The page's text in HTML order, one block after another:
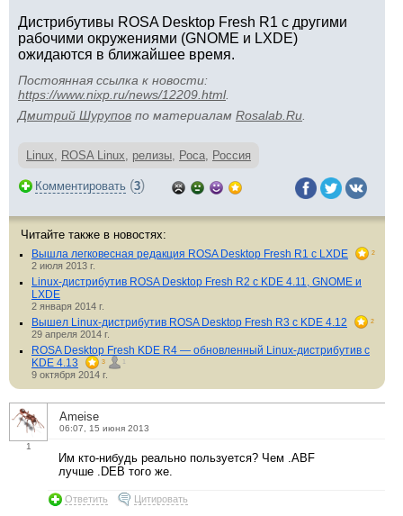
Дистрибутивы ROSA Desktop Fresh R1 с другими
рабочими окружениями (GNOME и LXDE)
ожидаются в ближайшее время.
Постоянная ссылка к новости:
https://www.nixp.ru/news/12209.html.
Дмитрий Шурупов по материалам Rosalab.Ru
Linux, ROSA Linux, релизы, Роса, Россия
Комментировать (3)
Читайте также в новостях:
Вышла легковесная редакция ROSA Desktop Fresh R1 с LXDE 2
2 июля 2013 г.
Linux-дистрибутив ROSA Desktop Fresh R2 с KDE 4.11, GNOME и
LXDE
2 января 2014 г.
Вышел Linux-дистрибутив ROSA Desktop Fresh R3 с KDE 4.12 2
29 апреля 2014 г.
ROSA Desktop Fresh KDE R4 — обновленный Linux-дистрибутив с
KDE 4.13
3 1
9 октября 2014 г.
1
Ameise
06:07, 15 июня 2013
Им кто-нибудь реально пользуется? Чем .ABF
лучше .DEB того же.
Ответить Цитировать